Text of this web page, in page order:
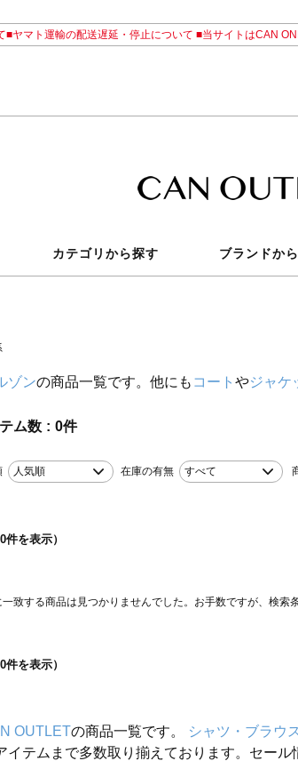
■ヤマト運輸の配送遅延・停止について ■当サイトはCAN
カテゴリから探す ブランドか
ゾンの商品一覧です。他にも コート やジャケ
ム数 0件
人気順 在庫の有無 すべて
0件を表示）
致する商品は見つかりませんでした。お手数ですが、検索
0件を表示）
OUTLETの商品一覧です。 シャツ・ブラウス
イテムまで多数取り揃えております。セー